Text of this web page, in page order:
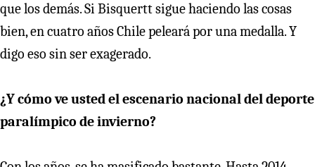
que los demás. Si Bisquertt sigue haciendo las cosas
bien, en cuatro años Chile peleará por una medalla. Y
digo eso sin ser exagerado.
¿Y cómo ve usted el escenario nacional del deporte
paralímpico de invierno?